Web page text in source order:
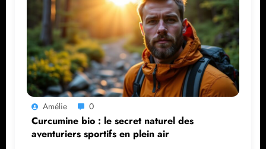
Amélie 0
Curcumine bio : le secret naturel des
aventuriers sportifs en plein air